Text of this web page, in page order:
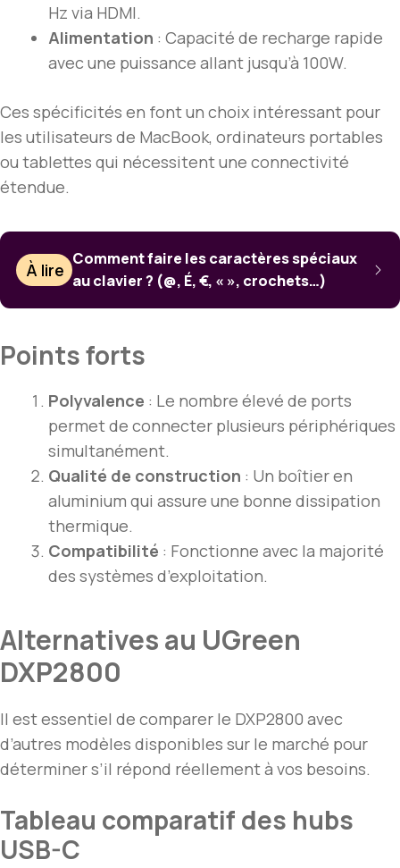
Hz via HDMI.
Alimentation : Capacité de recharge rapide
avec une puissance allant jusqu’à 100W.
Ces spécificités en font un choix intéressant pour
les utilisateurs de MacBook, ordinateurs portables
ou tablettes qui nécessitent une connectivité
étendue.
À lire
Comment faire les caractères spéciaux
au clavier ? (@, É, €, « », crochets…)
Points forts
Polyvalence : Le nombre élevé de ports
permet de connecter plusieurs périphériques
simultanément.
Qualité de construction : Un boîtier en
aluminium qui assure une bonne dissipation
thermique.
Compatibilité : Fonctionne avec la majorité
des systèmes d’exploitation.
Alternatives au UGreen
DXP2800
Il est essentiel de comparer le DXP2800 avec
d’autres modèles disponibles sur le marché pour
déterminer s’il répond réellement à vos besoins.
Tableau comparatif des hubs
USB-C